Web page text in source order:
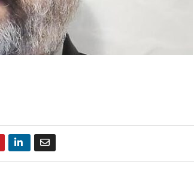
Pinterest LinkedIn